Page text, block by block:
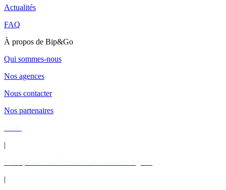
Actualités
FAQ
À propos de Bip&Go
Qui sommes-nous
Nos agences
Nous contacter
Nos partenaires
|
|